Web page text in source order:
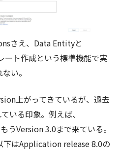
さえ、Data Entityと
ート作成という標準機能で実
い。
上がってきているが、過去
いる印象。例えば、
Version 3.0まで来ている。
下はApplication release 8.0の